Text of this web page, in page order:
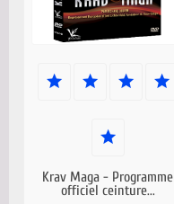
Krav Maga - Programme
officiel ceinture...